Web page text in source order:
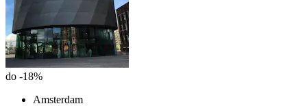
do -18%
Amsterdam